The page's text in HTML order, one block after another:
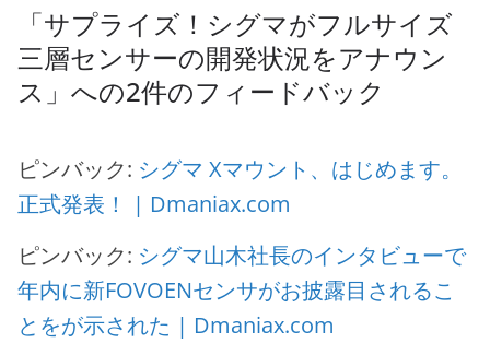
「サプライズ！シグマがフルサイズ
三層センサーの開発状況をアナウン
ス 」への2件のフィードバック
ピンバック: シグマ Xマウント、はじめます。
正式発表！ | Dmaniax.com
ピンバック: シグマ山木社長のインタビューで
年内に新FOVOENセンサがお披露目されるこ
とをが示された | Dmaniax.com